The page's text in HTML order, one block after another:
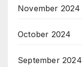
November 2024
October 2024
September 2024